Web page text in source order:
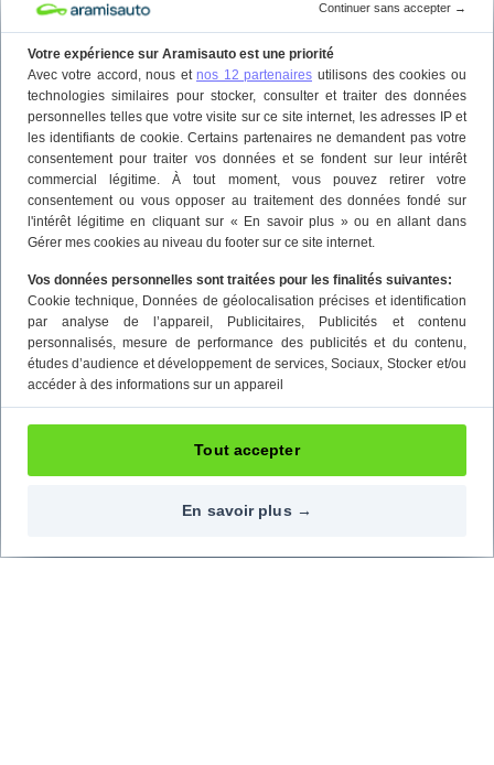
Continuer sans accepter →
Votre expérience sur Aramisauto est une priorité
Avec votre accord, nous et nos 12 partenaires utilisons des cookies ou
technologies similaires pour stocker, consulter et traiter des données
personnelles telles que votre visite sur ce site internet, les adresses IP et
les identifiants de cookie. Certains partenaires ne demandent pas votre
consentement pour traiter vos données et se fondent sur leur intérêt
commercial légitime. À tout moment, vous pouvez retirer votre
consentement ou vous opposer au traitement des données fondé sur
l'intérêt légitime en cliquant sur « En savoir plus » ou en allant dans
Gérer mes cookies au niveau du footer sur ce site internet.
Vos données personnelles sont traitées pour les finalités suivantes:
Cookie technique, Données de géolocalisation précises et identification
par analyse de l’appareil , Publicitaires, Publicités et contenu
personnalisés, mesure de performance des publicités et du contenu,
études d’audience et développement de services, Sociaux, Stocker et/ou
accéder à des informations sur un appareil
En savoir plus →
Tout accepter